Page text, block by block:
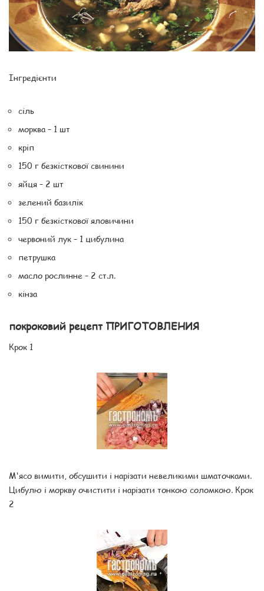
Інгредієнти
сіль
морква – 1 шт
кріп
150 г безкісткової свинини
яйця – 2 шт
зелений базилік
150 г безкісткової яловичини
червоний лук – 1 цибулина
петрушка
масло рослинне – 2 ст.л.
кінза
покроковий рецепт ПРИГОТОВЛЕНИЯ
Крок 1
М'ясо вимити, обсушити і нарізати невеликими шматочками.
Цибулю і моркву очистити і нарізати тонкою соломкою. Крок
2